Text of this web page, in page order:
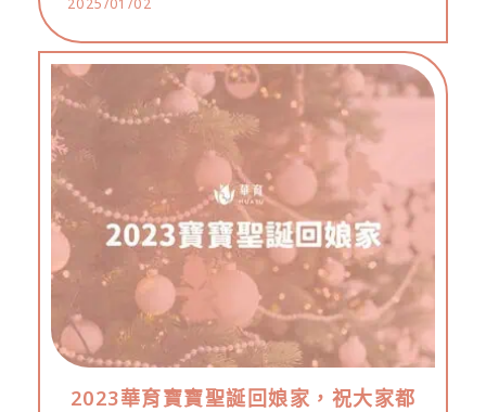
2023華育寶寶聖誕回娘家，祝大家都